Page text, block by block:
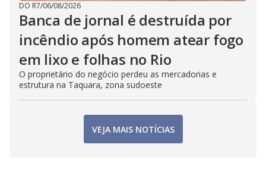
DO R7/06/08/2026
Banca de jornal é destruída por
incêndio após homem atear fogo
em lixo e folhas no Rio
O proprietário do negócio perdeu as mercadorias e
estrutura na Taquara, zona sudoeste
VEJA MAIS NOTÍCIAS